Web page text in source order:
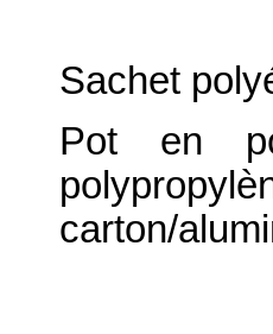
Sachet
Pot en
carton/